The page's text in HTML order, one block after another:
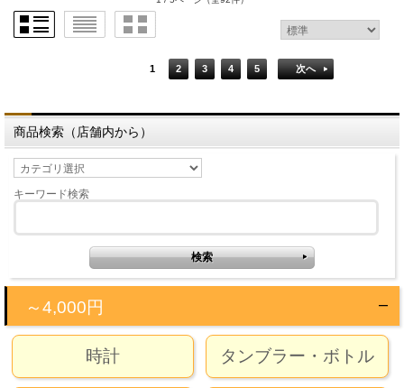
1 2 3 4 5 次へ
商品検索（店舗内から）
キーワード検索
～4,000円
時計 タンブラー・ボトル